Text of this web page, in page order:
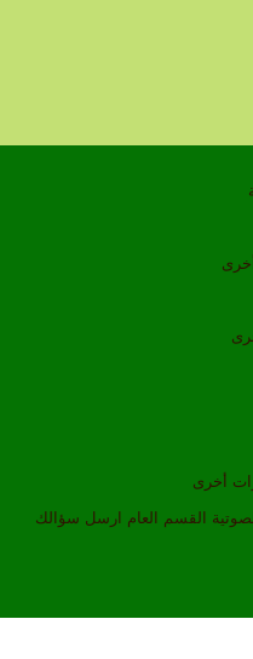
أخرى
القسم العام ارسل سؤالك